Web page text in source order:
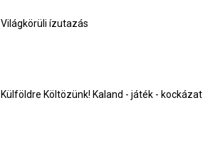
ízutazás
Kaland -
Világkörüli ízutazás
Külföldre Költözünk! Kaland - játék - kockázat